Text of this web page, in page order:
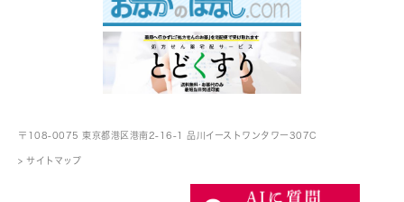
〒108-0075 東京都港区港南2-16-1 品川イーストワンタワー307C
> サイトマップ